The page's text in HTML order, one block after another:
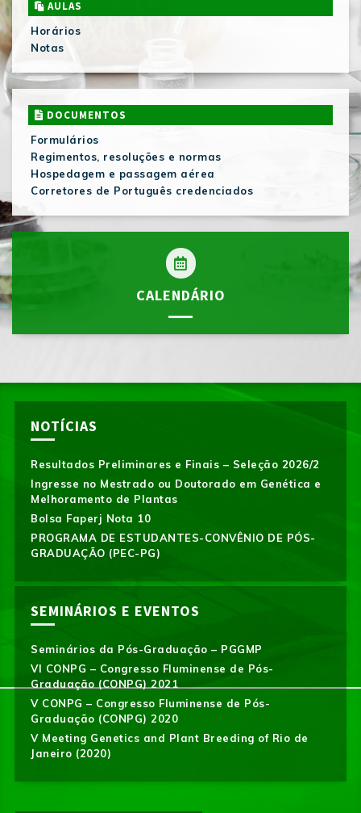
AULAS
Horários
Notas
DOCUMENTOS
Formulários
Regimentos, resoluções e normas
Hospedagem e passagem aérea
Corretores de Português credenciados
CALENDÁRIO
NOTÍCIAS
Resultados Preliminares e Finais – Seleção 2026/2
Ingresse no Mestrado ou Doutorado em Genética e
Melhoramento de Plantas
Bolsa Faperj Nota 10
PROGRAMA DE ESTUDANTES-CONVÊNIO DE PÓS-
GRADUAÇÃO (PEC-PG)
SEMINÁRIOS E EVENTOS
Seminários da Pós-Graduação – PGGMP
VI CONPG – Congresso Fluminense de Pós-
Graduação (CONPG) 2021
V CONPG – Congresso Fluminense de Pós-
Graduação (CONPG) 2020
V Meeting Genetics and Plant Breeding of Rio de
Janeiro (2020)